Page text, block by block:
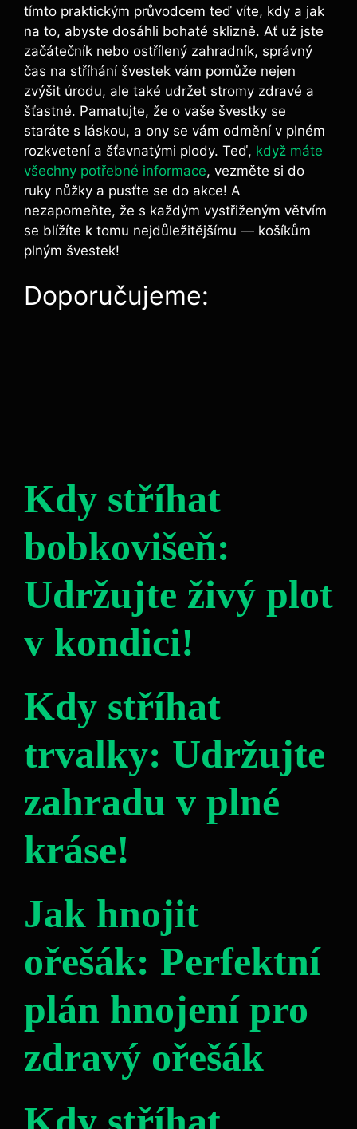
tímto praktickým průvodcem teď víte, kdy a jak
na to, abyste dosáhli bohaté sklizně. Ať už jste
začátečník nebo ostřílený zahradník, správný
čas na stříhání švestek vám pomůže nejen
zvýšit úrodu, ale také udržet stromy zdravé a
šťastné. Pamatujte, že o vaše švestky se
staráte s láskou, a ony se vám odmění v plném
rozkvetení a šťavnatými plody. Teď, když máte
všechny potřebné informace, vezměte si do
ruky nůžky a pusťte se do akce! A
nezapomeňte, že s každým vystřiženým větvím
se blížíte k tomu nejdůležitějšímu — košíkům
plným švestek!
Doporučujeme:
Kdy stříhat
bobkovišeň:
Udržujte živý plot
v kondici!
Kdy stříhat
trvalky: Udržujte
zahradu v plné
kráse!
Jak hnojit
ořešák: Perfektní
plán hnojení pro
zdravý ořešák